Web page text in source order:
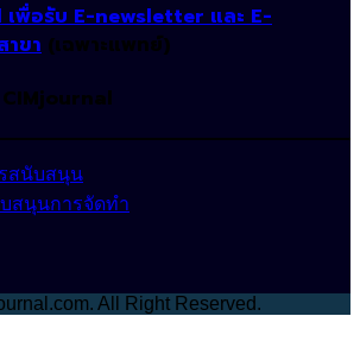
พื่อรับ E-newsletter และ E-
าขา (เฉพาะแพทย์)
สนับสนุน
สนุนการจัดทำ
All Right Reserved.